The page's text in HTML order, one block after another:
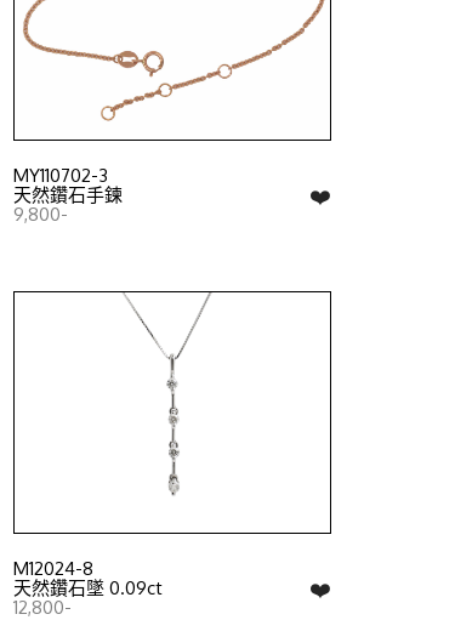
MY110702-3
❤️
天然鑽石手鍊
9,800-
M12024-8
❤️
天然鑽石墜 0.09ct
12,800-